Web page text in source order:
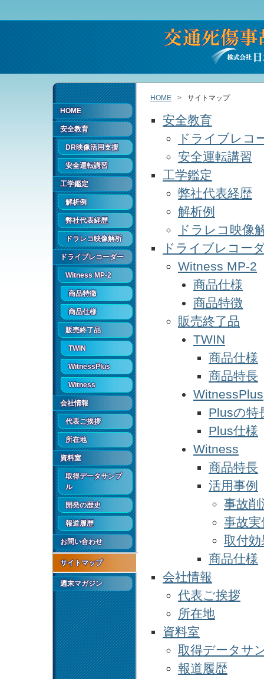
HOME
安全教育
DR映像活用支援
安全運転講習
工学鑑定
解析例
弊社代表経歴
ドラレコ映像解析
ドライブレコーダー
Witness MP-2
商品特徴
商品仕様
販売終了品
TWIN
WitnessPlus
Witness
会社情報
代表ご挨拶
所在地
資料室
取得データサンプ
ル
開発の歴史
報道履歴
お問い合わせ
サイトマップ
週末マガジン
HOME サイトマップ
安全教育
ドライブレコ
安全運転講習
工学鑑定
弊社代表経歴
解析例
ドラレコ映像
ドライブレコー
Witness MP-2
商品仕様
商品特徴
販売終了品
TWIN
商品仕様
商品特長
WitnessPlus
Plusの特
Plus仕様
Witness
商品特長
活用事例
事故
事故実
取付効
商品仕様
会社情報
代表ご挨拶
所在地
資料室
取得データサ
報道履歴